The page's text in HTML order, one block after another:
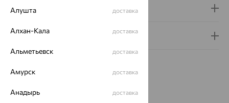
Доставка и оплата
Гарантия и возврат
Алушта доставка
Алхан-Кала доставка
Альметьевск доставка
Амурск доставка
Анадырь доставка